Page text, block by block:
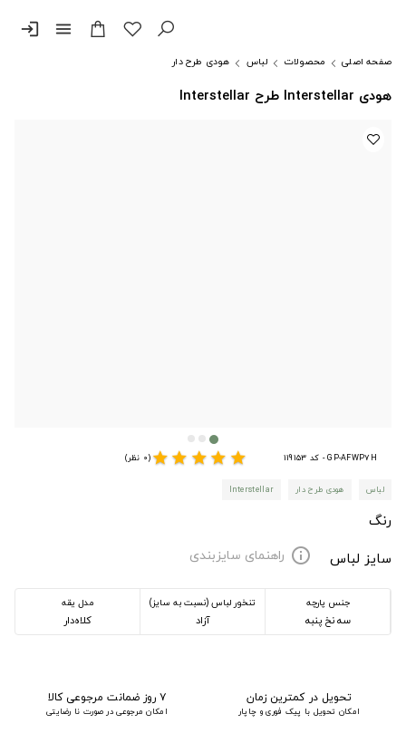
menu
login
صفحه اصلی محصولات لباس هودی طرح دار
هودی Interstellar طرح Interstellar
GP-AFWP7H - کد 119153 star
star
star
star
star(0 نظر)
لباس هودی طرح دار Interstellar
رنگ
سایز لباس
info راهنمای سایزبندی
جنس پارچه
سه نخ پنبه
تنخور لباس (نسبت به سایز)
آزاد
مدل یقه
کلاه‌دار
تحویل در کمترین زمان
امکان تحویل با پیک فوری و چاپار
۷ روز ضمانت مرجوعی کالا
امکان مرجوعی در صورت نا رضایتی